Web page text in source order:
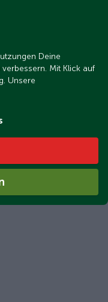
Deine
Mit Klick auf
Unsere